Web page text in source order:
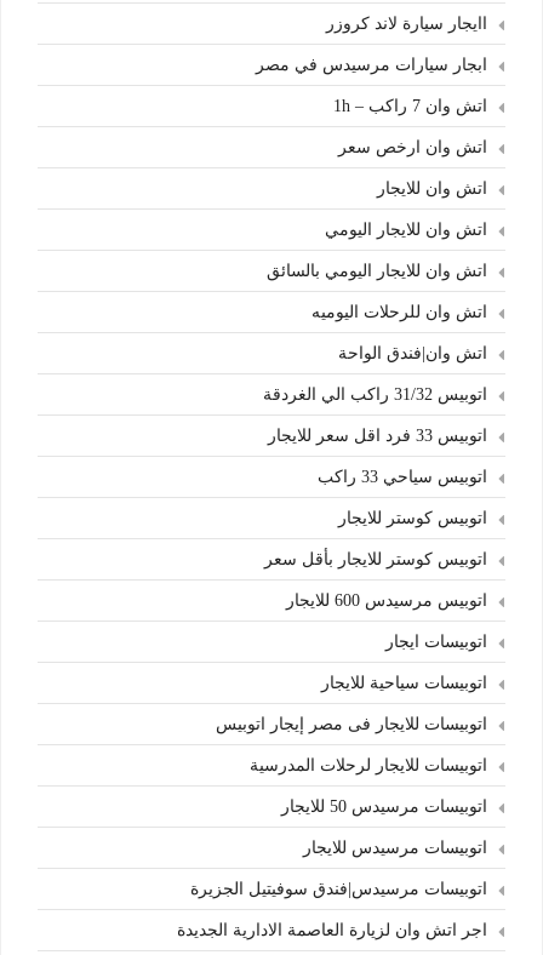
اايجار سيارة لاند كروزر
ابجار سيارات مرسيدس في مصر
اتش وان 7 راكب – 1h
اتش وان ارخص سعر
اتش وان للايجار
اتش وان للايجار اليومي
اتش وان للايجار اليومي بالسائق
اتش وان للرحلات اليوميه
اتش وان|فندق الواحة
اتوبيس 31/32 راكب الي الغردقة
اتوبيس 33 فرد اقل سعر للايجار
اتوبيس سياحي 33 راكب
اتوبيس كوستر للايجار
اتوبيس كوستر للايجار بأقل سعر
اتوبيس مرسيدس 600 للايجار
اتوبيسات ايجار
اتوبيسات سياحية للايجار
اتوبيسات للايجار فى مصر إيجار اتوبيس
اتوبيسات للايجار لرحلات المدرسية
اتوبيسات مرسيدس 50 للايجار
اتوبيسات مرسيدس للايجار
اتوبيسات مرسيدس|فندق سوفيتيل الجزيرة
اجر اتش وان لزيارة العاصمة الادارية الجديدة